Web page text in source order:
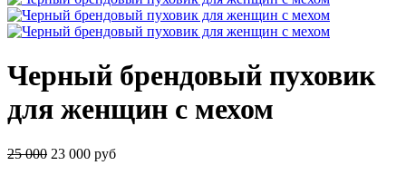
Черный брендовый пуховик
для женщин с мехом
25 000 23 000 руб